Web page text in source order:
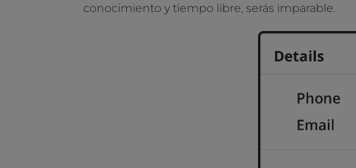
conocimiento y tiempo libre, serás imparable.